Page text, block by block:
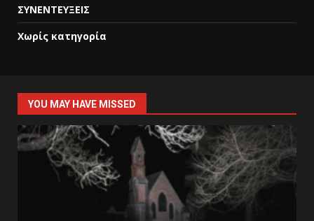
ΣΥΝΕΝΤΕΥΞΕΙΣ
Χωρίς κατηγορία
YOU MAY HAVE MISSED